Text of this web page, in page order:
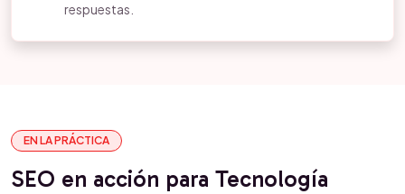
respuestas.
EN LA PRÁCTICA
SEO en acción para Tecnología